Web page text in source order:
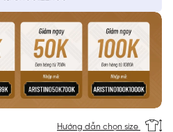
Hướng dẫn chọn size